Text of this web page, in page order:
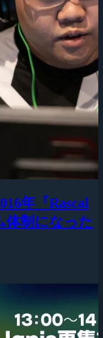
年『Rascal
体制になった